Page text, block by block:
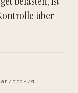
über